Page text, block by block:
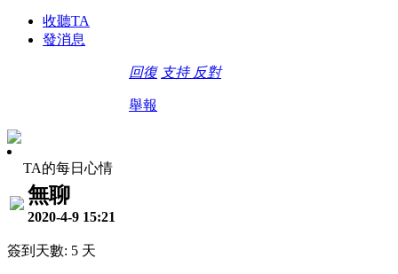
收聽TA
發消息
回復 支持 反對
舉報
TA的每日心情
無聊
2020-4-9 15:21
簽到天數: 5 天